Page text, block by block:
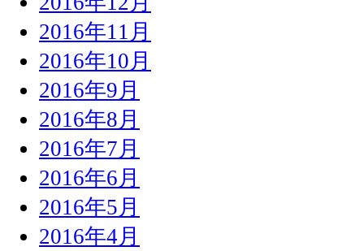
2016年11月
2016年10月
2016年9月
2016年8月
2016年7月
2016年6月
2016年5月
2016年4月